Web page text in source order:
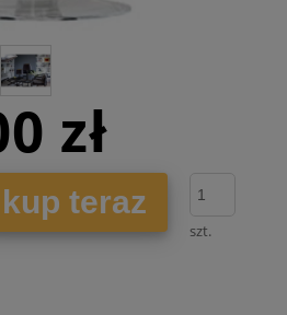
zł
kup teraz
szt.